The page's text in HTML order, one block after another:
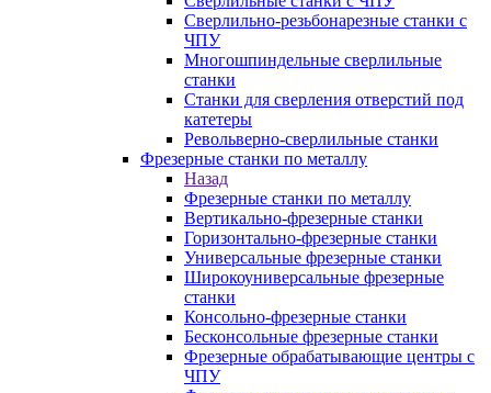
Сверлильно-резьбонарезные станки с
ЧПУ
Многошпиндельные сверлильные
станки
Станки для сверления отверстий под
катетеры
Револьверно-сверлильные станки
Фрезерные станки по металлу
Назад
Фрезерные станки по металлу
Вертикально-фрезерные станки
Горизонтально-фрезерные станки
Универсальные фрезерные станки
Широкоуниверсальные фрезерные
станки
Консольно-фрезерные станки
Бесконсольные фрезерные станки
Фрезерные обрабатывающие центры с
ЧПУ